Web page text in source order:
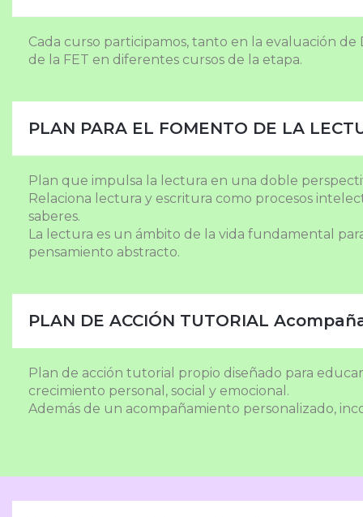
Cada curso participamos, tanto en la evaluación
de la FET en diferentes cursos de la etapa.
PLAN PARA EL FOMENTO DE LA
Plan que impulsa la lectura en una doble
Relaciona lectura y escritura como procesos
saberes.
La lectura es un ámbito de la vida fundamental
pensamiento abstracto.
PLAN DE ACCIÓN TUTORIAL
Plan de acción tutorial propio diseñado para
crecimiento personal, social y emocional.
Además de un acompañamiento personalizado,